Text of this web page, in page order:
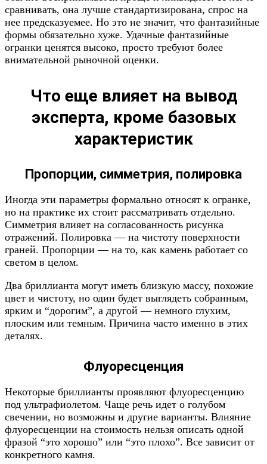
сравнивать, она лучше стандартизирована, спрос на
нее предсказуемее. Но это не значит, что фантазийные
формы обязательно хуже. Удачные фантазийные
огранки ценятся высоко, просто требуют более
внимательной рыночной оценки.
Что еще влияет на вывод
эксперта, кроме базовых
характеристик
Пропорции, симметрия, полировка
Иногда эти параметры формально относят к огранке,
но на практике их стоит рассматривать отдельно.
Симметрия влияет на согласованность рисунка
отражений. Полировка — на чистоту поверхности
граней. Пропорции — на то, как камень работает со
светом в целом.
Два бриллианта могут иметь близкую массу, похожие
цвет и чистоту, но один будет выглядеть собранным,
ярким и “дорогим”, а другой — немного глухим,
плоским или темным. Причина часто именно в этих
деталях.
Флуоресценция
Некоторые бриллианты проявляют флуоресценцию
под ультрафиолетом. Чаще речь идет о голубом
свечении, но возможны и другие варианты. Влияние
флуоресценции на стоимость нельзя описать одной
фразой “это хорошо” или “это плохо”. Все зависит от
конкретного камня.